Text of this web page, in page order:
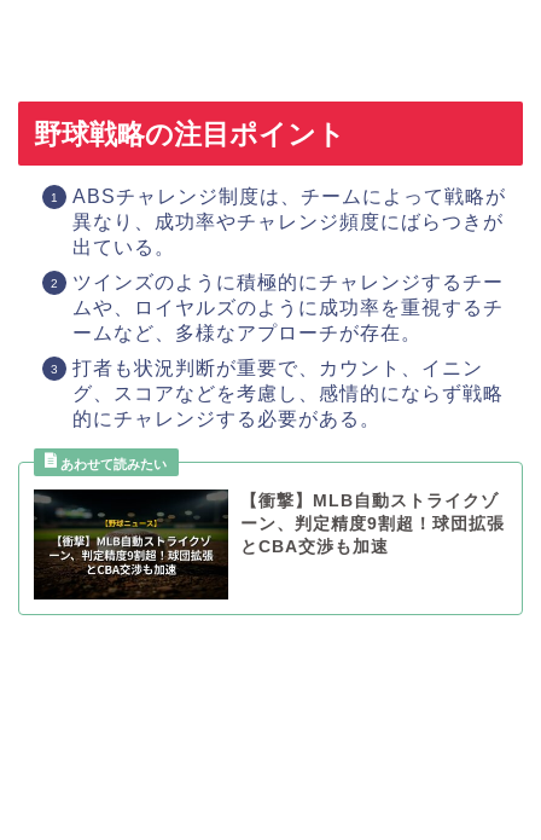
野球戦略の注目ポイント
ABSチャレンジ制度は、チームによって戦略が
異なり、成功率やチャレンジ頻度にばらつきが
出ている。
ツインズのように積極的にチャレンジするチー
ムや、ロイヤルズのように成功率を重視するチ
ームなど、多様なアプローチが存在。
打者も状況判断が重要で、カウント、イニン
グ、スコアなどを考慮し、感情的にならず戦略
的にチャレンジする必要がある。
【衝撃】MLB自動ストライクゾ
ーン、判定精度9割超！球団拡張
とCBA交渉も加速